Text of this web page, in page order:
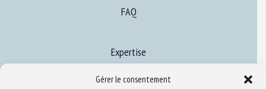
Gérer le consentement
FAQ
Expertise